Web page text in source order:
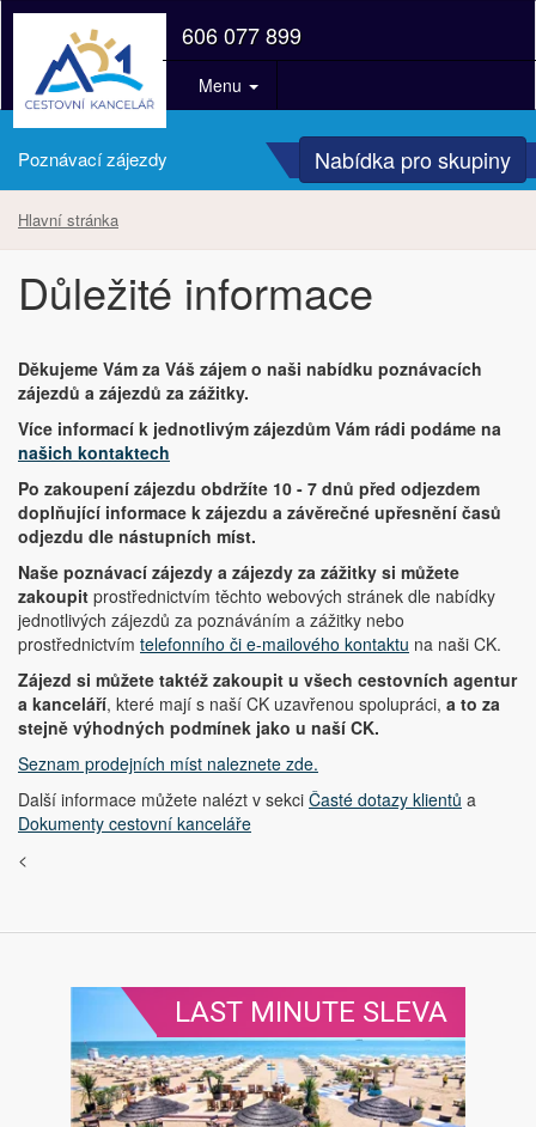
606 077 899
Menu
Poznávací zájezdy Nabídka pro skupiny
Hlavní stránka
Důležité informace
Děkujeme Vám za Váš zájem o naši nabídku poznávacích
zájezdů a zájezdů za zážitky.
Více informací k jednotlivým zájezdům Vám rádi podáme na
našich kontaktech
Po zakoupení zájezdu obdržíte 10 - 7 dnů před odjezdem
doplňující informace k zájezdu a závěrečné upřesnění časů
odjezdu dle nástupních míst.
Naše poznávací zájezdy a zájezdy za zážitky si můžete
zakoupit prostřednictvím těchto webových stránek dle nabídky
jednotlivých zájezdů za poznáváním a zážitky nebo
prostřednictvím telefonního či e-mailového kontaktu na naši CK.
Zájezd si můžete taktéž zakoupit u všech cestovních agentur
a kanceláří, které mají s naší CK uzavřenou spolupráci, a to za
stejně výhodných podmínek jako u naší CK.
Seznam prodejních míst naleznete zde.
Další informace můžete nalézt v sekci Časté dotazy klientů a
Dokumenty cestovní kanceláře
<
LAST MINUTE SLEVA